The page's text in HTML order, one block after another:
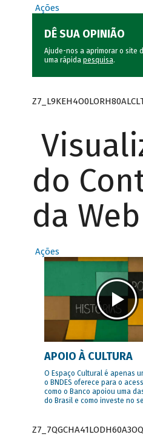
Ações
DÊ SUA OPINIÃO
Ajude-nos a aprimorar o site
uma rápida pesquisa.
do
da Web
Ações
APOIO À CULTURA
O Espaço Cultural é apenas
o BNDES oferece para o
como o Banco apoiou uma
do Brasil e como investe no